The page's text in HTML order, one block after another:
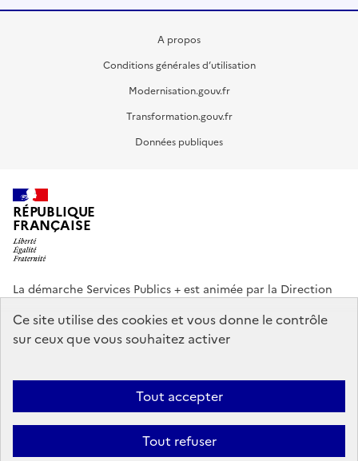
A propos
Conditions générales d’utilisation
Modernisation.gouv.fr
Transformation.gouv.fr
Données publiques
RÉPUBLIQUE
FRANÇAISE
La démarche Services Publics + est animée par la Direction
info.gouv.fr service-public.gouv.fr
legifrance.gouv.fr
data.gouv.fr
Footer
menu
Plan du site Accessibilité partiellement conforme
Mentions légales
Données personnelles
Gestion des cookies
Ce site utilise des cookies et vous donne le contrôle
sur ceux que vous souhaitez activer
Tout accepter
Tout refuser